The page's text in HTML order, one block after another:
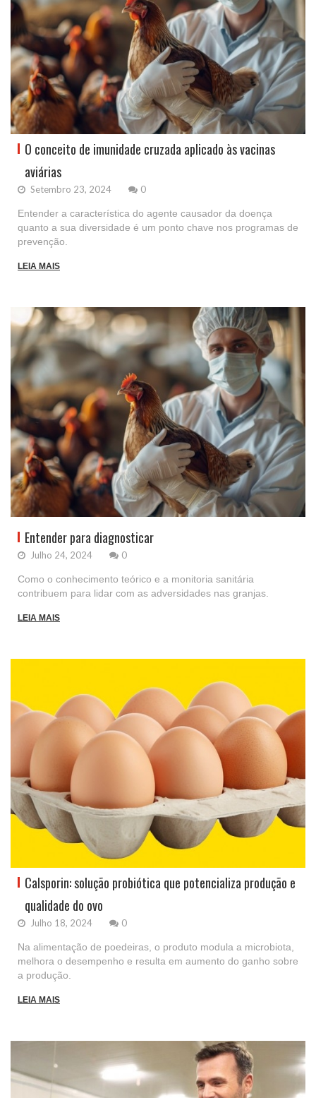
O conceito de imunidade cruzada aplicado às vacinas
aviárias
Setembro 23, 2024 0
Entender a característica do agente causador da doença
quanto a sua diversidade é um ponto chave nos programas de
prevenção.
LEIA MAIS
Entender para diagnosticar
Julho 24, 2024 0
Como o conhecimento teórico e a monitoria sanitária
contribuem para lidar com as adversidades nas granjas.
LEIA MAIS
Calsporin: solução probiótica que potencializa produção e
qualidade do ovo
Julho 18, 2024 0
Na alimentação de poedeiras, o produto modula a microbiota,
melhora o desempenho e resulta em aumento do ganho sobre
a produção.
LEIA MAIS